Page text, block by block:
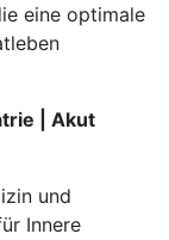
eine optimale
| Akut
und
Innere